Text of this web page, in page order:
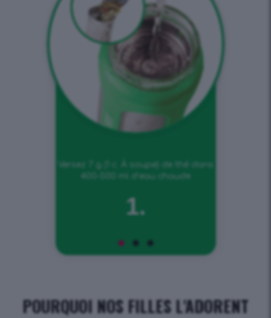
Versez 7 g (1 c. À soupe) de thé dans
400-500 ml d’eau chaude
1.
POURQUOI NOS FILLES L'ADORENT